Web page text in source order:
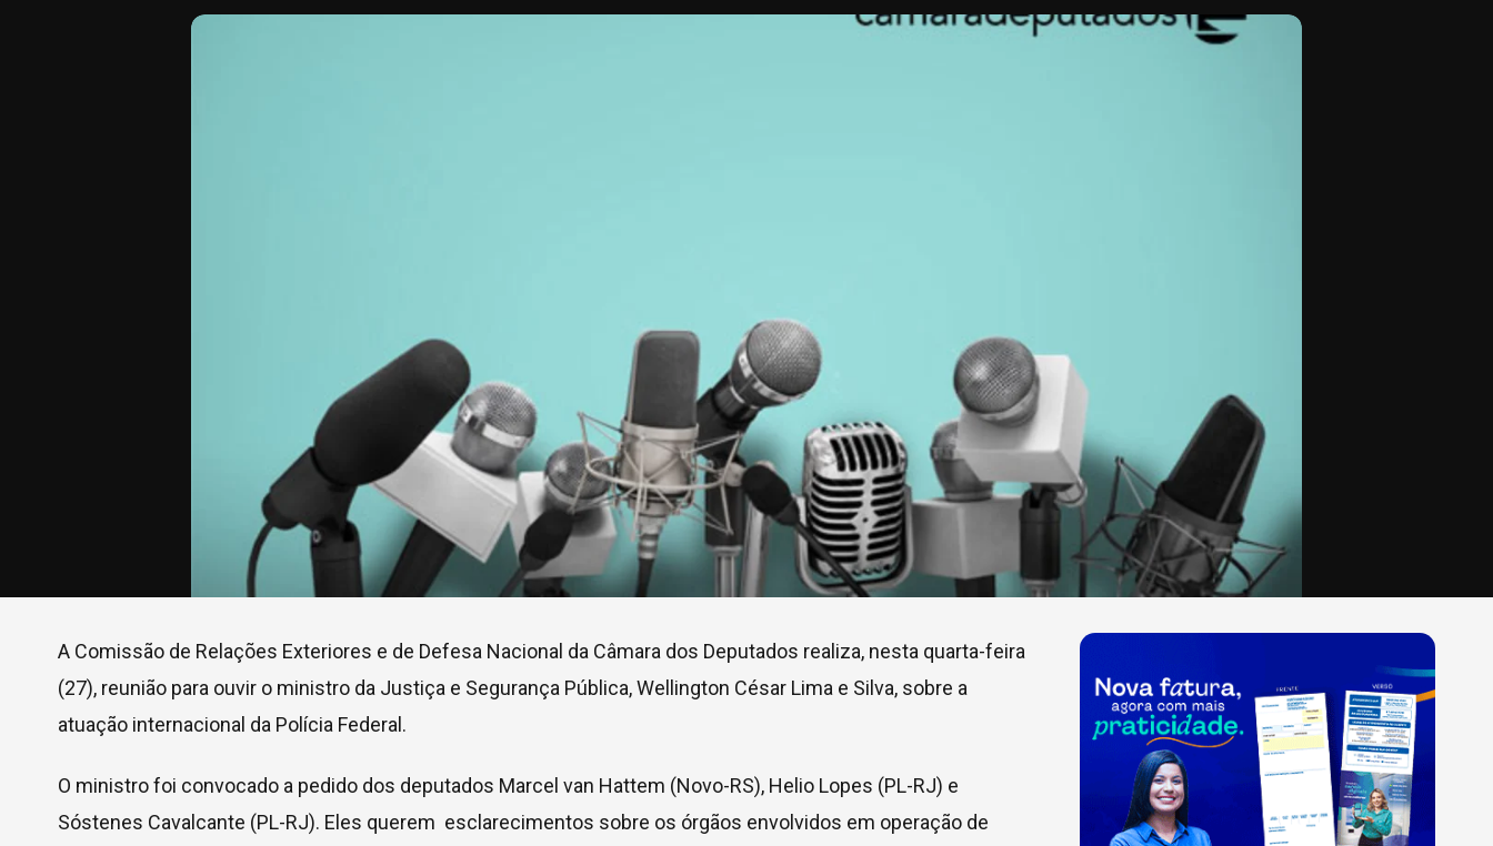
A Comissão de Relações Exteriores e de Defesa Nacional da Câmara dos Deputados realiza, nesta quarta-feira
(27), reunião para ouvir o ministro da Justiça e Segurança Pública, Wellington César Lima e Silva, sobre a
atuação internacional da Polícia Federal.
O ministro foi convocado a pedido dos deputados Marcel van Hattem (Novo-RS), Helio Lopes (PL-RJ) e
Sóstenes Cavalcante (PL-RJ). Eles querem esclarecimentos sobre os órgãos envolvidos em operação de